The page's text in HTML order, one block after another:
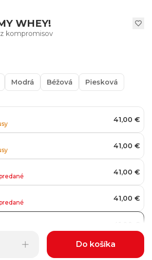
WHEY!
kompromisov
Modrá Béžová Piesková
41,00 €
41,00 €
41,00 €
41,00 €
Do košíka